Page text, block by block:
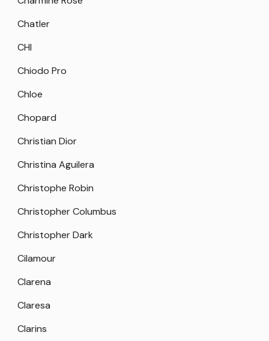
Chatler
CHI
Chiodo Pro
Chloe
Chopard
Christian Dior
Christina Aguilera
Christophe Robin
Christopher Columbus
Christopher Dark
Cilamour
Clarena
Claresa
Clarins